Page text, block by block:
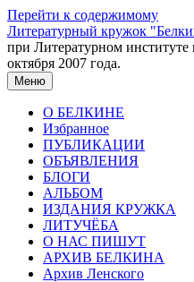
Перейти к содержимому
Литературный кружок
при Литературном
октября 2007 года.
Меню
О БЕЛКИНЕ
Избранное
ПУБЛИКАЦИИ
ОБЪЯВЛЕНИЯ
БЛОГИ
АЛЬБОМ
ИЗДАНИЯ КРУЖКА
ЛИТУЧЁБА
О НАС ПИШУТ
АРХИВ БЕЛКИНА
Архив Ленского